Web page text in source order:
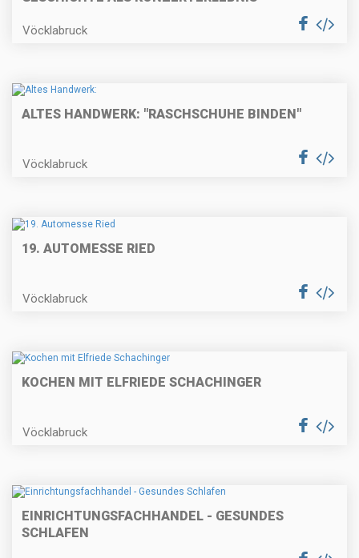
Vöcklabruck
ALTES HANDWERK: "RASCHSCHUHE BINDEN"
Vöcklabruck
19. AUTOMESSE RIED
Vöcklabruck
KOCHEN MIT ELFRIEDE SCHACHINGER
Vöcklabruck
EINRICHTUNGSFACHHANDEL - GESUNDES
SCHLAFEN